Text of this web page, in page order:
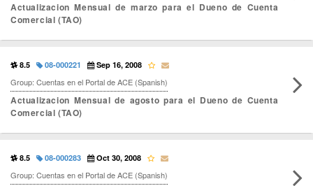
Actualizacion Mensual de marzo para el Dueno de Cuenta
Comercial (TAO)
8.5 08-000221 Sep 16, 2008
Group: Cuentas en el Portal de ACE (Spanish)
Actualizacion Mensual de agosto para el Dueno de Cuenta
Comercial (TAO)
8.5 08-000283 Oct 30, 2008
Group: Cuentas en el Portal de ACE (Spanish)